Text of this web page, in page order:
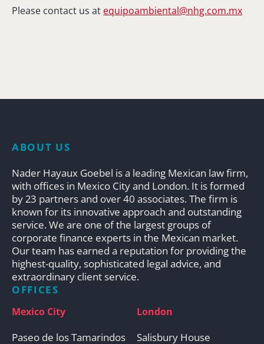
Please contact us at equipoambiental@nhg.com.mx
ABOUT US
Nader Hayaux Goebel is a leading Mexican law firm,
with offices in Mexico City and London. It is formed
by 23 partners and over 40 associates. The firm is
known for its innovative approach and outstanding
service. We are one of the largest groups of
corporate finance experts in the Mexican market.
Our team has earned a reputation for providing the
highest-quality, sophisticated legal advice, and
extraordinary client service.
OFFICES
Mexico City
Paseo de los Tamarindos
London
Salisbury House